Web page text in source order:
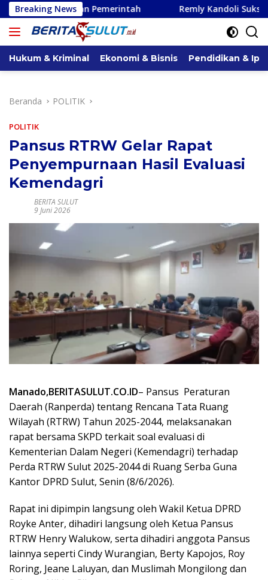
Langsung
ke
konten
Breaking News
Pemerintah Remly Kandoli Sukses Perjuangkan
Hukum & Kriminal Ekonomi & Bisnis Pendidikan &
Beranda POLITIK
POLITIK
Pansus RTRW Gelar Rapat
Penyempurnaan Hasil Evaluasi
Kemendagri
BERITA SULUT
9 Juni 2026
Manado,BERITASULUT.CO.ID– Pansus Peraturan
Daerah (Ranperda) tentang Rencana Tata Ruang
Wilayah (RTRW) Tahun 2025-2044, melaksanakan
rapat bersama SKPD terkait soal evaluasi di
Kementerian Dalam Negeri (Kemendagri) terhadap
Perda RTRW Sulut 2025-2044 di Ruang Serba Guna
Kantor DPRD Sulut, Senin (8/6/2026).
Rapat ini dipimpin langsung oleh Wakil Ketua DPRD
Royke Anter, dihadiri langsung oleh Ketua Pansus
RTRW Henry Walukow, serta dihadiri anggota Pansus
lainnya seperti Cindy Wurangian, Berty Kapojos, Roy
Roring, Jeane Laluyan, dan Muslimah Mongilong dan